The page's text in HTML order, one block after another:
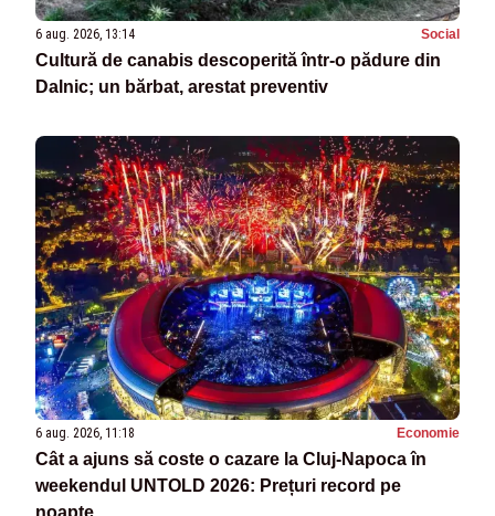
6 aug. 2026, 13:14 Social
Cultură de canabis descoperită într-o pădure din
Dalnic; un bărbat, arestat preventiv
6 aug. 2026, 11:18 Economie
Cât a ajuns să coste o cazare la Cluj-Napoca în
weekendul UNTOLD 2026: Prețuri record pe
noapte